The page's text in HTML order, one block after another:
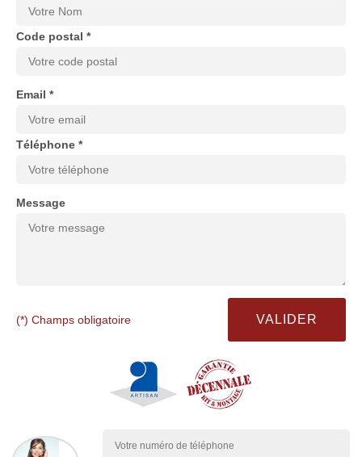
Code postal *
Email *
Téléphone *
Message
(*) Champs obligatoire